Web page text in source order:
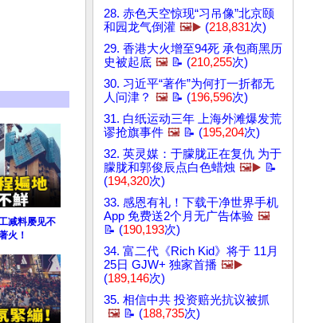
减料屡见不
火！
28. 赤色天空惊现“习吊像”北京颐
和园龙气倒灌 🖼️▶️ (218,831次)
29. 香港大火增至94死 承包商黑历
史被起底 🖼️ 📝 (210,255次)
30. 习近平“著作”为何打一折都无
人问津？ 🖼️ 📝 (196,596次)
31. 白纸运动三年 上海外滩爆发荒
谬抢旗事件 🖼️ 📝 (195,204次)
32. 英灵媒：于朦胧正在复仇 为于
朦胧和郭俊辰点白色蜡烛 🖼️▶️ 📝
(194,320次)
33. 感恩有礼！下载干净世界手机
App 免费送2个月无广告体验 🖼️
📝 (190,193次)
34. 富二代《Rich Kid》将于 11月
25日 GJW+ 独家首播 🖼️▶️
(189,146次)
35. 相信中共 投资赔光抗议被抓
🖼️ 📝 (188,735次)